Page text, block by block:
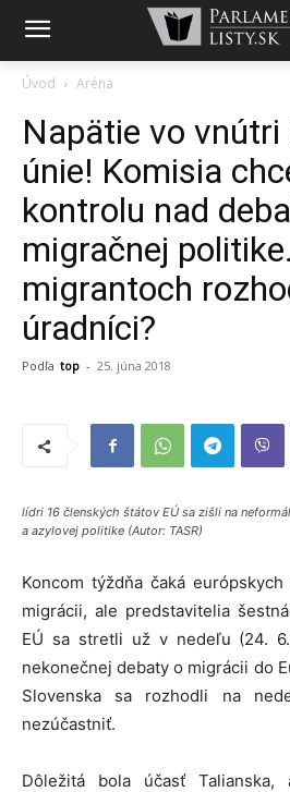
Úvod Aréna
Napätie vo vnútri
únie! Komisia
kontrolu nad
migračnej
migrantoch
úradníci?
Podľa top - 25. júna 2018
lídri 16 členských štátov EÚ sa zišli na
a azylovej politike (Autor: TASR)
Koncom týždňa čaká
migrácii, ale predstavitelia
EÚ sa stretli už v nedeľu (24.
nekonečnej debaty o migrácii do
Slovenska sa rozhodli na
nezúčastniť.
Dôležitá bola účasť